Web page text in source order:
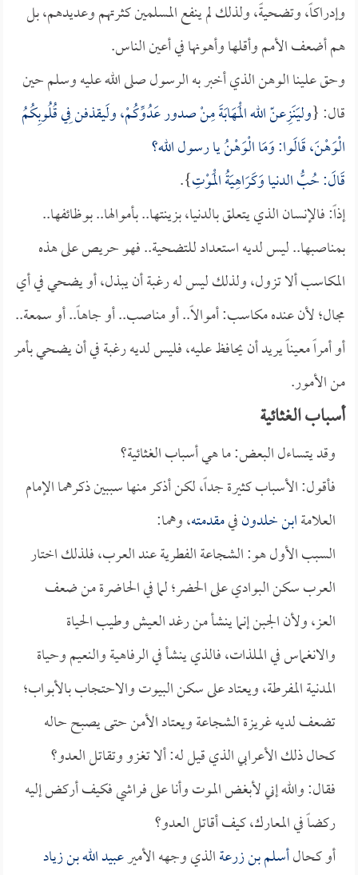
وإدراكاً، وتضحيةً، ولذلك لم ينفع المسلمين كثرتهم وعديدهم، بل
هم أضعف الأمم وأقلها وأهونها في أعين الناس.
وحق علينا الوهن الذي أخبر به الرسول صلى الله عليه وسلم حين
قال: {وليَنَزِعنّ الله الْمَهَابَةَ مِنْ صدور عَدُوِّكُمْ، ولَيقذفن فِي قُلُوبِكُمُ
الْوَهْنَ، قَالَوا: وَمَا الْوَهْنُ يا رسول الله؟
قَالَ: حُبُّ الدنيا وَكَرَاهِيَةُ الْمَوْتِ}.
إذاً: فالإنسان الذي يتعلق بالدنيا، بزينتها.. بأموالها.. بوظائفها..
بمناصبها.. ليس لديه استعداد للتضحية.. فهو حريص على هذه
المكاسب ألا تزول، ولذلك ليس له رغبة أن يبذل، أو يضحي في أي
مجال؛ لأن عنده مكاسب: أموالاً.. أو مناصب.. أو جاهاً.. أو سمعة..
أو أمراً معيناً يريد أن يحافظ عليه، فليس لديه رغبة في أن يضحي بأمر
من الأمور.
أسباب الغثائية
وقد يتساءل البعض: ما هي أسباب الغثائية؟
فأقول: الأسباب كثيرة جداً، لكن أذكر منها سببين ذكرهما الإمام
العلامةابن خلدونفيمقدمته، وهما:
السبب الأول هو: الشجاعة الفطرية عند العرب، فلذلك اختار
العرب سكن البوادي على الحضر؛ لما في الحاضرة من ضعف
العز، ولأن الجبن إنما ينشأ من رغد العيش وطيب الحياة
والانغماس في الملذات، فالذي ينشأ في الرفاهية والنعيم وحياة
المدنية المفرطة، ويعتاد على سكن البيوت والاحتجاب بالأبواب؛
تضعف لديه غريزة الشجاعة ويعتاد الأمن حتى يصبح حاله
كحال ذلك الأعرابي الذي قيل له: ألا تغزو وتقاتل العدو؟
فقال: والله إني لأبغض الموت وأنا على فراشي فكيف أركض إليه
ركضاً في المعارك، كيف أقاتل العدو؟
أو كحالأسلم بن زرعةالذي وجهه الأميرعبيد الله بن زياد